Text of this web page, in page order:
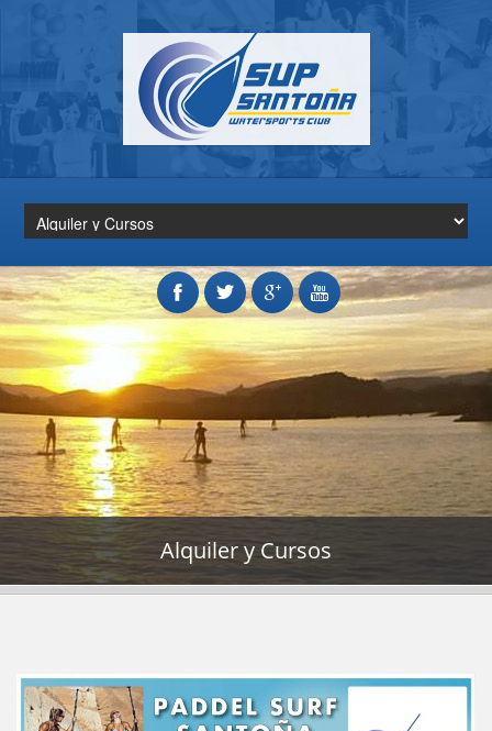
Alquiler y Cursos